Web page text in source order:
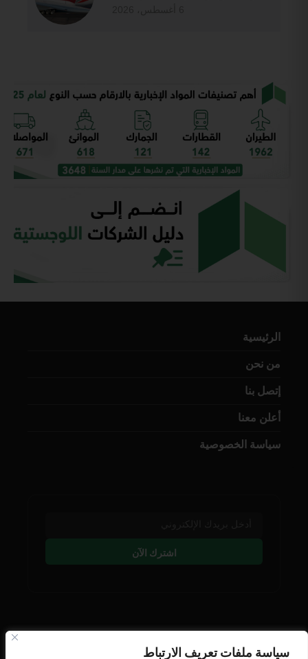
سياسة ملفات تعريف الارتباط
الرئيسية
من نحن
إتصل بنا
أعلن معنا
سياسة الخصوصية
اشترك الآن